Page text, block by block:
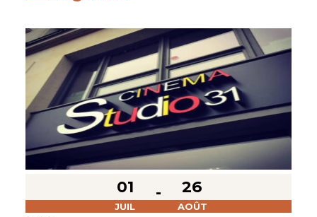
01
JUIL
26
AOÛT